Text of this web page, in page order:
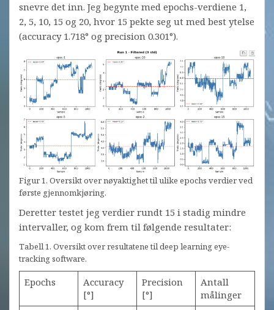
snevre det inn. Jeg begynte med epochs-verdiene 1,
2, 5, 10, 15 og 20, hvor 15 pekte seg ut med best ytelse
(accuracy 1.718° og precision 0.301°).
Figur 1. Oversikt over nøyaktighet til ulike epochs verdier ved
første gjennomkjøring.
Deretter testet jeg verdier rundt 15 i stadig mindre
intervaller, og kom frem til følgende resultater:
Tabell 1. Oversikt over resultatene til deep learning eye-
tracking software.
Epochs
Accuracy
[°]
Precision
[°]
Antall
målinger